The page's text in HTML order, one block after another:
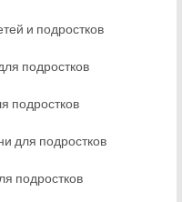
и подростков
подростков
подростков
для подростков
подростков